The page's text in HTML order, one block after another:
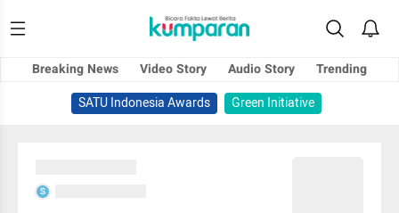
Breaking News Video Story Audio Story
Trending
SATU Indonesia Awards
Green Initiative
S